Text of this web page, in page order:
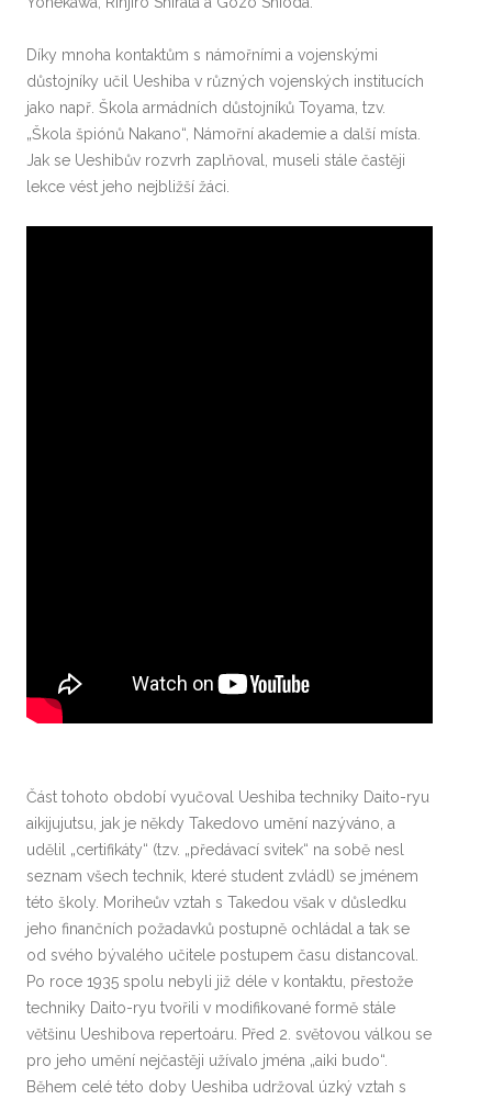
Díky mnoha kontaktům s námořními a vojenskými
důstojníky učil Ueshiba v různých vojenských institucích
jako např. Škola armádních důstojníků Toyama, tzv.
„Škola špiónů Nakano“, Námořní akademie a další místa.
Jak se Ueshibův rozvrh zaplňoval, museli stále častěji
lekce vést jeho nejbližší žáci.
Část tohoto období vyučoval Ueshiba techniky Daito-ryu
aikijujutsu, jak je někdy Takedovo umění nazýváno, a
udělil „certifikáty“ (tzv. „předávací svitek“ na sobě nesl
seznam všech technik, které student zvládl) se jménem
této školy. Moriheův vztah s Takedou však v důsledku
jeho finančních požadavků postupně ochládal a tak se
od svého bývalého učitele postupem času distancoval.
Po roce 1935 spolu nebyli již déle v kontaktu, přestože
techniky Daito-ryu tvořili v modifikované formě stále
většinu Ueshibova repertoáru. Před 2. světovou válkou se
pro jeho umění nejčastěji užívalo jména „aiki budo“.
Během celé této doby Ueshiba udržoval úzký vztah s